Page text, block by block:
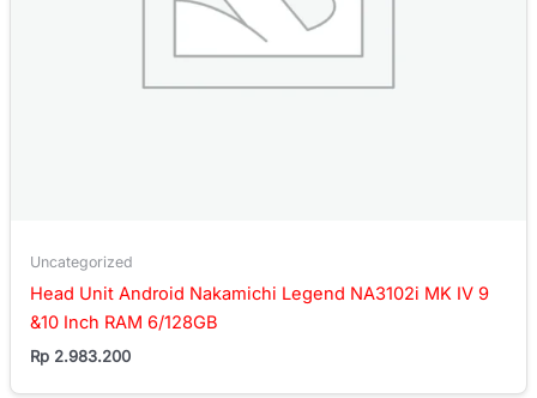
Uncategorized
Head Unit Android Nakamichi Legend NA3102i MK IV 9
&10 Inch RAM 6/128GB
Rp 2.983.200